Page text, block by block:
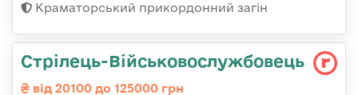
Краматорський прикордонний загін
Стрілець-Військовослужбовець
від 20100 до 125000 грн